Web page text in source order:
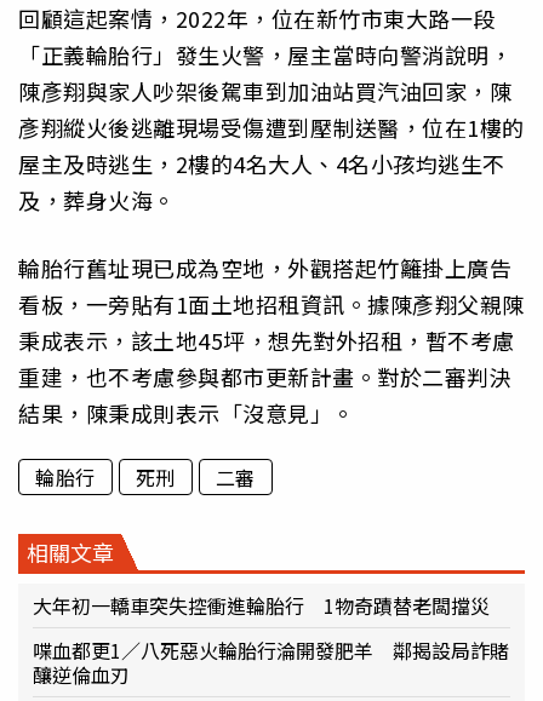
回顧這起案情，2022年，位在新竹市東大路一段
「正義輪胎行」發生火警，屋主當時向警消說明，
陳彥翔與家人吵架後駕車到加油站買汽油回家，陳
彥翔縱火後逃離現場受傷遭到壓制送醫，位在1樓的
屋主及時逃生，2樓的4名大人、4名小孩均逃生不
及，葬身火海。
輪胎行舊址現已成為空地，外觀搭起竹籬掛上廣告
看板，一旁貼有1面土地招租資訊。據陳彥翔父親陳
秉成表示，該土地45坪，想先對外招租，暫不考慮
重建，也不考慮參與都市更新計畫。對於二審判決
結果，陳秉成則表示「沒意見」。
輪胎行 死刑 二審
相關文章
大年初一轎車突失控衝進輪胎行 1物奇蹟替老闆擋災
喋血都更1／八死惡火輪胎行淪開發肥羊 鄰揭設局詐賭
釀逆倫血刃